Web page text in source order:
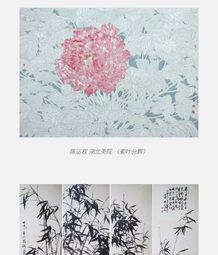
陈运权 湖北美院 《素叶分辉》